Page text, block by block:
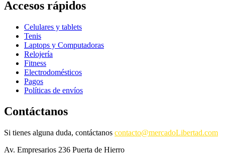
Accesos rápidos
Celulares y tablets
Tenis
Laptops y Computadoras
Relojería
Fitness
Electrodomésticos
Pagos
Políticas de envíos
Contáctanos
Si tienes alguna duda, contáctanos contacto@mercadoLibertad.com
Av. Empresarios 236 Puerta de Hierro